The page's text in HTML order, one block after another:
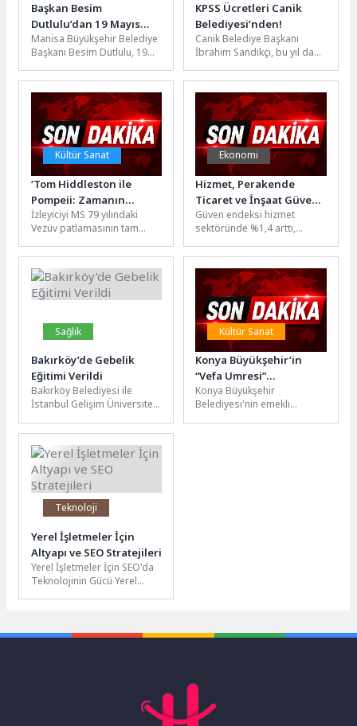
Başkan Besim
Dutlulu’dan 19 Mayıs
Mesajı: “Gençliğimiz,
Aydınlık Yarınlarımızın
En Büyük Güvencesidir”
Manisa Büyükşehir Belediye
Başkanı Besim Dutlulu, 19
Gençlik ve Spor Bayramı
dolayısıyla...
KPSS Ücretleri Canik
Belediyesi’nden!
Canik Belediye Başkanı
İbrahim Sandıkçı, bu yıl da
karşıladıklarını söyledi. Canik
Belediye...
Kültür Sanat
‘Tom Hiddleston ile
Pompeii: Zamanın
Durduğu Gün’ 28
Temmuz Salı 20.00’de 3
Bölüm Art Arda National
Ekranlarında!
İzleyiciyi MS 79 yılındaki
Vezüv patlamasının tam
zamanın ürkütücü şekilde
donup...
Ekonomi
Hizmet, Perakende
Ticaret ve İnşaat Güven
Endeksleri, Haziran 2026
Güven endeksi hizmet
sektöründe %1,4 arttı,
sektöründe %0,3 arttı, inşaat
sektöründe %1,1
arttıMevsim...
Sağlık
Bakırköy’de Gebelik
Eğitimi Verildi
Bakırköy Belediyesi ile
İstanbul Gelişim Üniversitesi
Yeni Doğan Çocuklarla İlgili...
Kültür Sanat
Konya Büyükşehir’in
“Vefa Umresi”
Çekilişinde Duygu Dolu
Anlar Yaşandı
Konya Büyükşehir
Belediyesi'nin emekli
Teknoloji
Yerel İşletmeler İçin
Altyapı ve SEO Stratejileri
Yerel İşletmeler İçin SEO'da
Teknolojinin Gücü Yerel